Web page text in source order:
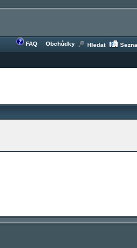
FAQ Obchůdky Hledat